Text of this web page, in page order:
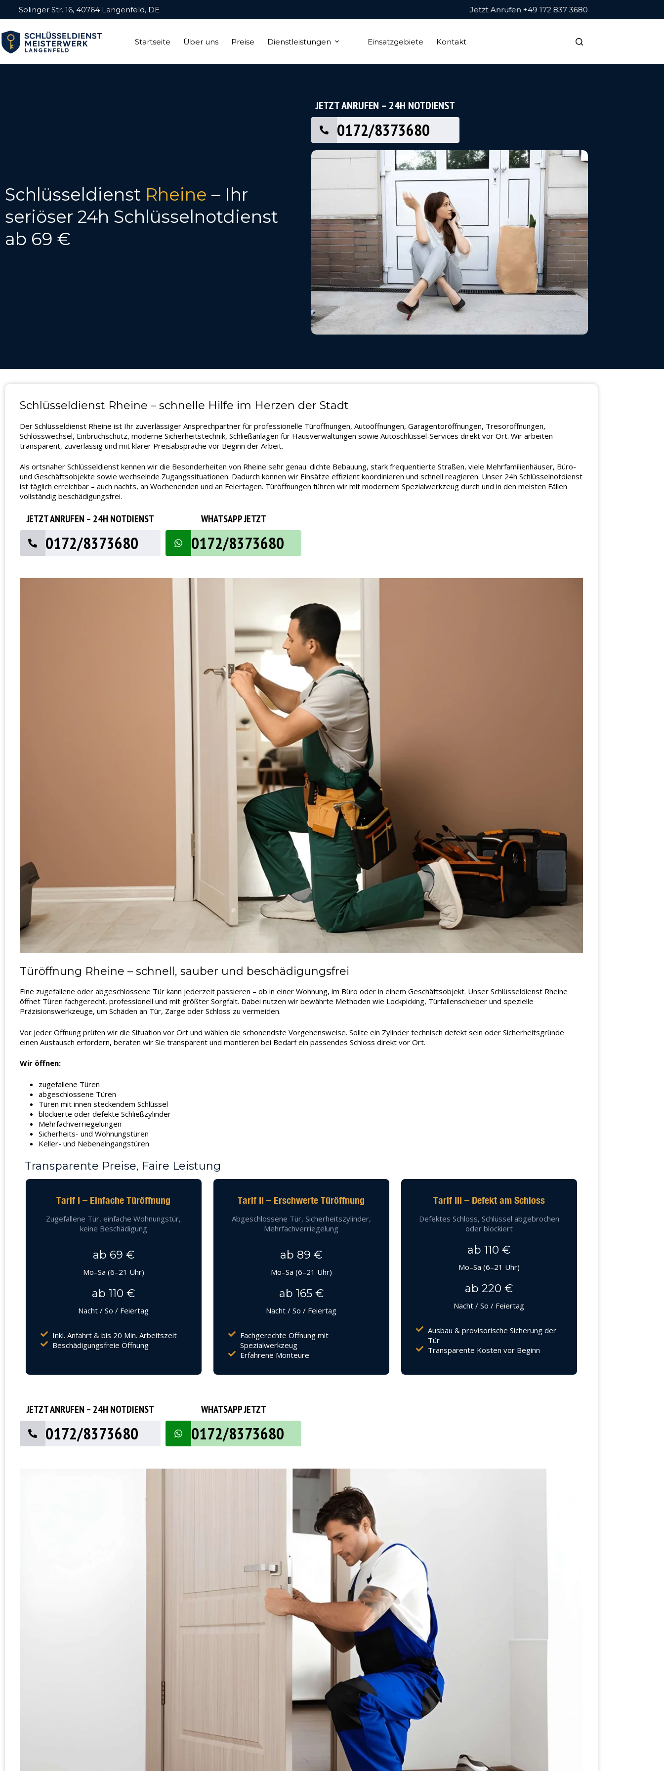
Solinger Str. 16, 40764 Langenfeld, DE Jetzt Anrufen +49 172 837 3680
Startseite Über uns Preise Dienstleistungen Einsatzgebiete Kontakt
Schlüsseldienst Rheine – Ihr
seriöser 24h Schlüsselnotdienst
ab 69 €
JETZT ANRUFEN – 24H NOTDIENST
0172/8373680
Schlüsseldienst Rheine – schnelle Hilfe im Herzen der Stadt
Der Schlüsseldienst Rheine ist Ihr zuverlässiger Ansprechpartner für professionelle Türöffnungen, Autoöffnungen, Garagentoröffnungen, Tresoröffnungen,
Schlosswechsel, Einbruchschutz, moderne Sicherheitstechnik, Schließanlagen für Hausverwaltungen sowie Autoschlüssel-Services direkt vor Ort. Wir arbeiten
transparent, zuverlässig und mit klarer Preisabsprache vor Beginn der Arbeit.
Als ortsnaher Schlüsseldienst kennen wir die Besonderheiten von Rheine sehr genau: dichte Bebauung, stark frequentierte Straßen, viele Mehrfamilienhäuser, Büro-
und Geschäftsobjekte sowie wechselnde Zugangssituationen. Dadurch können wir Einsätze effizient koordinieren und schnell reagieren. Unser 24h Schlüsselnotdienst
ist täglich erreichbar – auch nachts, an Wochenenden und an Feiertagen. Türöffnungen führen wir mit modernem Spezialwerkzeug durch und in den meisten Fällen
vollständig beschädigungsfrei.
JETZT ANRUFEN – 24H NOTDIENST
0172/8373680
WHATSAPP JETZT
0172/8373680
Türöffnung Rheine – schnell, sauber und beschädigungsfrei
Eine zugefallene oder abgeschlossene Tür kann jederzeit passieren – ob in einer Wohnung, im Büro oder in einem Geschäftsobjekt. Unser Schlüsseldienst Rheine
öffnet Türen fachgerecht, professionell und mit größter Sorgfalt. Dabei nutzen wir bewährte Methoden wie Lockpicking, Türfallenschieber und spezielle
Präzisionswerkzeuge, um Schäden an Tür, Zarge oder Schloss zu vermeiden.
Vor jeder Öffnung prüfen wir die Situation vor Ort und wählen die schonendste Vorgehensweise. Sollte ein Zylinder technisch defekt sein oder Sicherheitsgründe
einen Austausch erfordern, beraten wir Sie transparent und montieren bei Bedarf ein passendes Schloss direkt vor Ort.
Wir öffnen:
zugefallene Türen
abgeschlossene Türen
Türen mit innen steckendem Schlüssel
blockierte oder defekte Schließzylinder
Mehrfachverriegelungen
Sicherheits- und Wohnungstüren
Keller- und Nebeneingangstüren
Transparente Preise, Faire Leistung
Tarif I – Einfache Türöffnung
Zugefallene Tür, einfache Wohnungstür,
keine Beschädigung
ab 69 €
Mo–Sa (6–21 Uhr)
ab 110 €
Nacht / So / Feiertag
Inkl. Anfahrt & bis 20 Min. Arbeitszeit
Beschädigungsfreie Öffnung
Tarif II – Erschwerte Türöffnung
Abgeschlossene Tür, Sicherheitszylinder,
Mehrfachverriegelung
ab 89 €
Mo–Sa (6–21 Uhr)
ab 165 €
Nacht / So / Feiertag
Fachgerechte Öffnung mit
Spezialwerkzeug
Erfahrene Monteure
Tarif III – Defekt am Schloss
Defektes Schloss, Schlüssel abgebrochen
oder blockiert
ab 110 €
Mo–Sa (6–21 Uhr)
ab 220 €
Nacht / So / Feiertag
Ausbau & provisorische Sicherung der
Tür
Transparente Kosten vor Beginn
JETZT ANRUFEN – 24H NOTDIENST
0172/8373680
WHATSAPP JETZT
0172/8373680